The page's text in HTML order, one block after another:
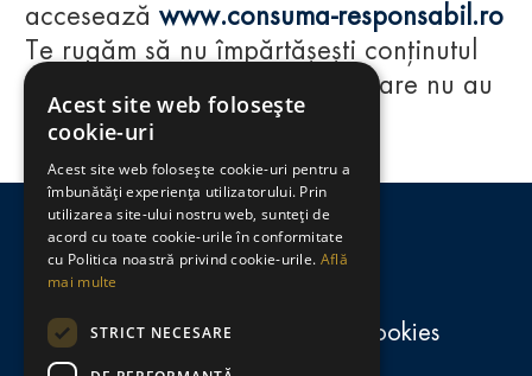
Regulamente
consumă-responsabil.ro
Politica de confidențialitate și cookies
accesează www.consuma-responsabil.ro
Te rugăm să nu împărtășești conținutul
acestui website cu persoane care nu au
împlinit vârsta de 18 ani.
Acest site web folosește
cookie-uri
Acest site web folosește cookie-uri pentru a
îmbunătăți experiența utilizatorului. Prin
utilizarea site-ului nostru web, sunteți de
acord cu toate cookie-urile în conformitate
cu Politica noastră privind cookie-urile. Află
mai multe
STRICT NECESARE